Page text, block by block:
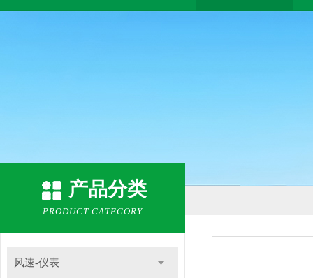
产品分类
PRODUCT CATEGORY
风速-仪表